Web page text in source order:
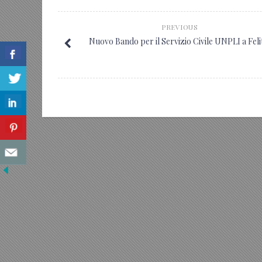
PREVIOUS
Nuovo Bando per il Servizio Civile UNPLI a